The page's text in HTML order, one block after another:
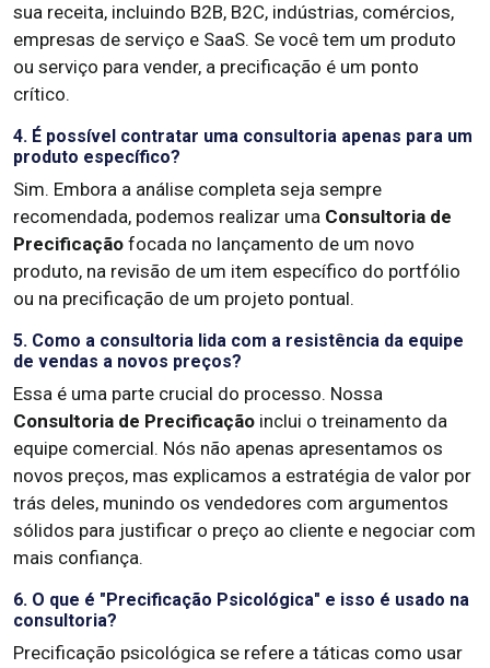
sua receita, incluindo B2B, B2C, indústrias, comércios,
empresas de serviço e SaaS. Se você tem um produto
ou serviço para vender, a precificação é um ponto
crítico.
4. É possível contratar uma consultoria apenas para um
produto específico?
Sim. Embora a análise completa seja sempre
recomendada, podemos realizar uma Consultoria de
Precificação focada no lançamento de um novo
produto, na revisão de um item específico do portfólio
ou na precificação de um projeto pontual.
5. Como a consultoria lida com a resistência da equipe
de vendas a novos preços?
Essa é uma parte crucial do processo. Nossa
Consultoria de Precificação inclui o treinamento da
equipe comercial. Nós não apenas apresentamos os
novos preços, mas explicamos a estratégia de valor por
trás deles, munindo os vendedores com argumentos
sólidos para justificar o preço ao cliente e negociar com
mais confiança.
6. O que é "Precificação Psicológica" e isso é usado na
consultoria?
Precificação psicológica se refere a táticas como usar